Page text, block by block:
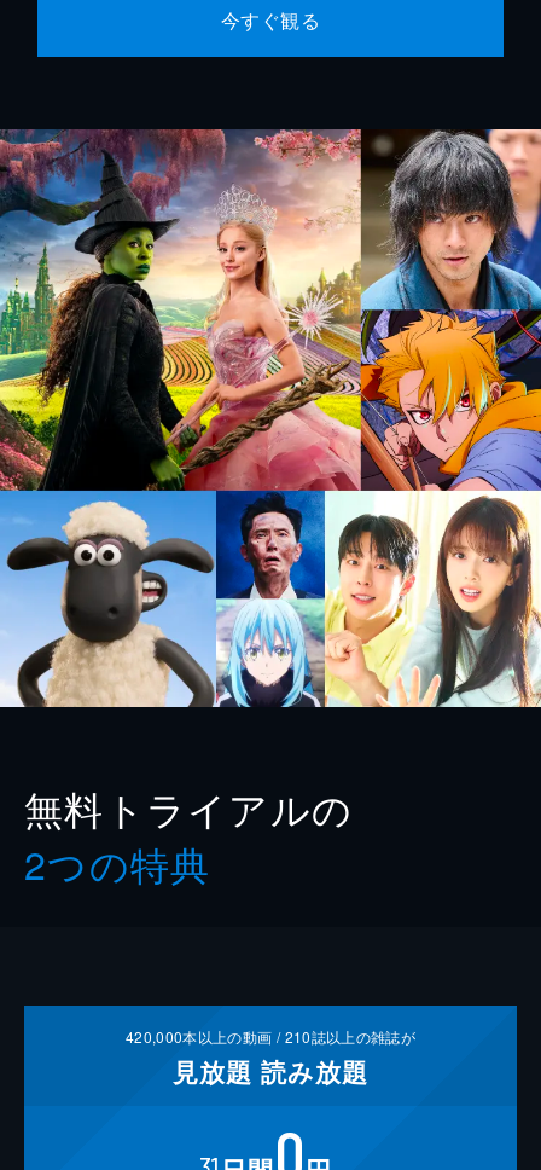
今すぐ観る
無料トライアルの
2つの特典
420,000本以上の動画 /210誌以上の雑誌が
見放題 読み放題
0